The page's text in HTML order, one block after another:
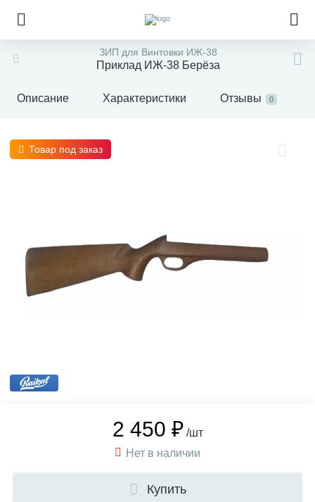
ЗИП для Винтовки ИЖ-38
Приклад ИЖ-38 Берёза
Описание Характеристики Отзывы 0
Товар под заказ
2 450 ₽ /шт
Нет в наличии
Купить